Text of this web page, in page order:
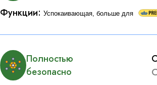
Функции: Успокаивающая, больше для
Полностью
безопасно